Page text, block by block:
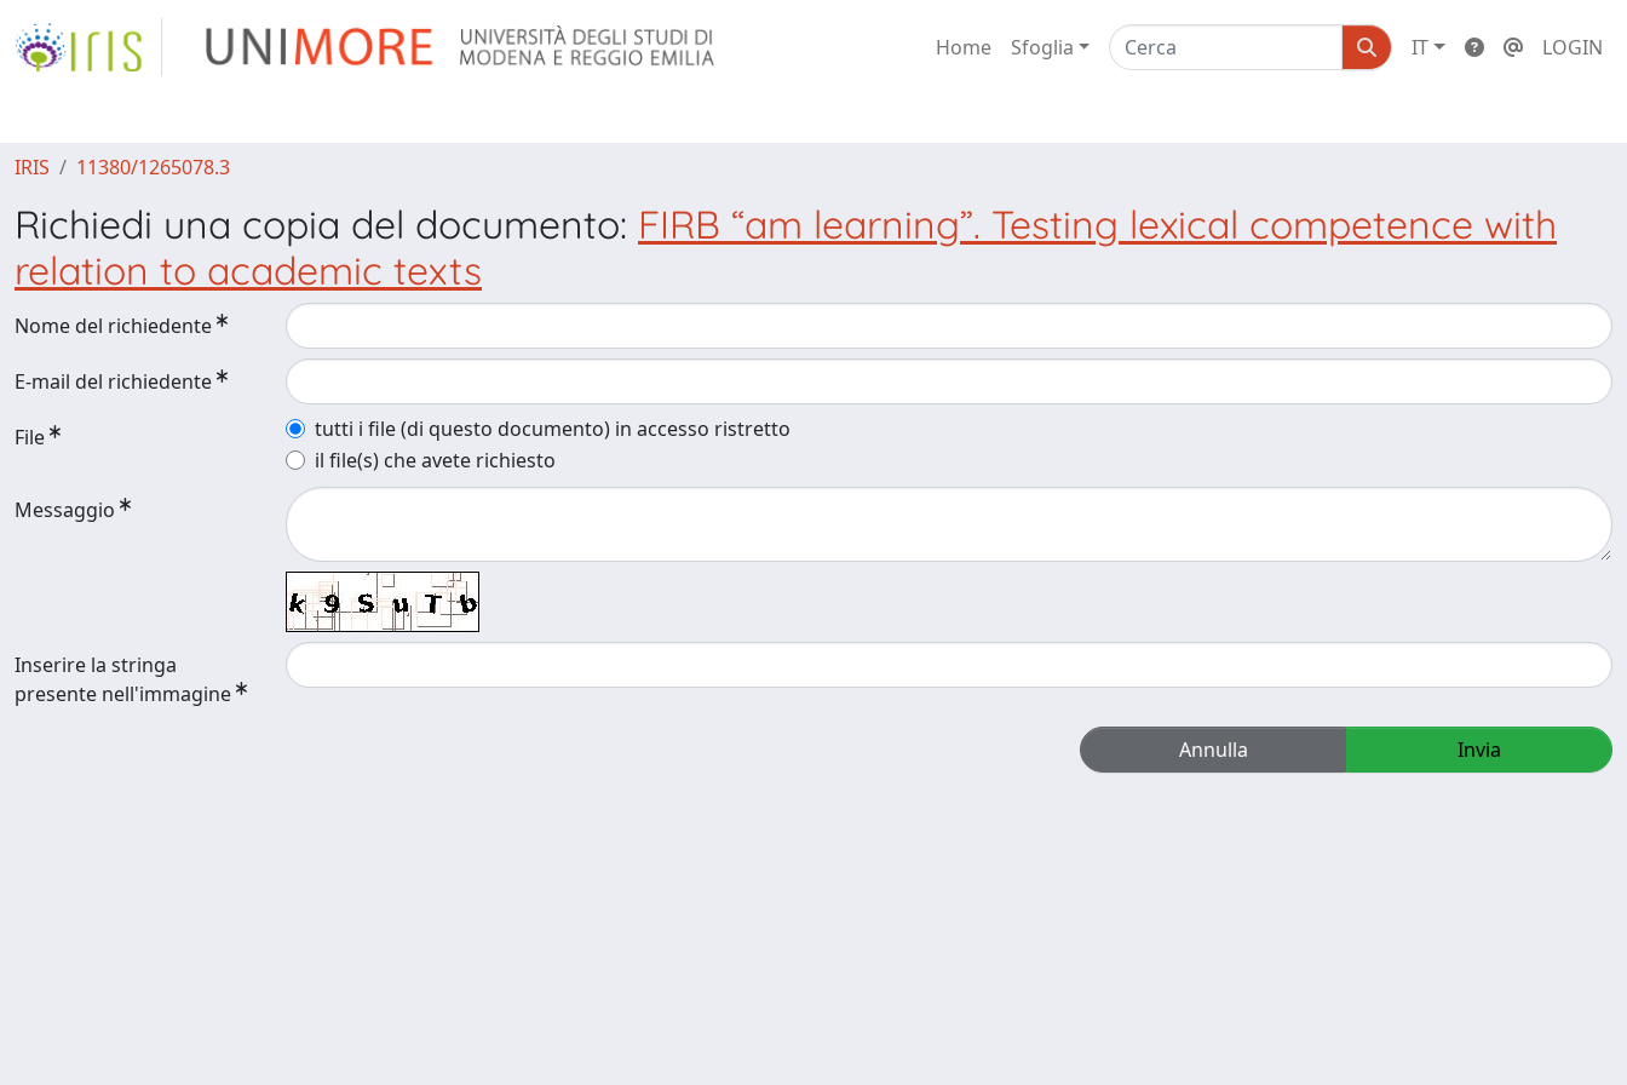
Home Sfoglia IT LOGIN
IRIS 11380/1265078.3
Richiedi una copia del documento: FIRB “am learning”. Testing lexical competence with
relation to academic texts
Nome del richiedente
E-mail del richiedente
File
tutti i file (di questo documento) in accesso ristretto
il file(s) che avete richiesto
Messaggio
Inserire la stringa
presente nell'immagine
Annulla Invia